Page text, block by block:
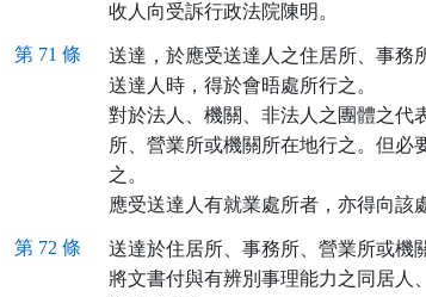
收人向受訴行政法院陳明。
第 71 條
送達，於應受送達人之住居所、事務
送達人時，得於會晤處所行之。
對於法人、機關、非法人之團體之代
所、營業所或機關所在地行之。但必
之。
應受送達人有就業處所者，亦得向該
第 72 條
送達於住居所、事務所、營業所或機
將文書付與有辨別事理能力之同居人